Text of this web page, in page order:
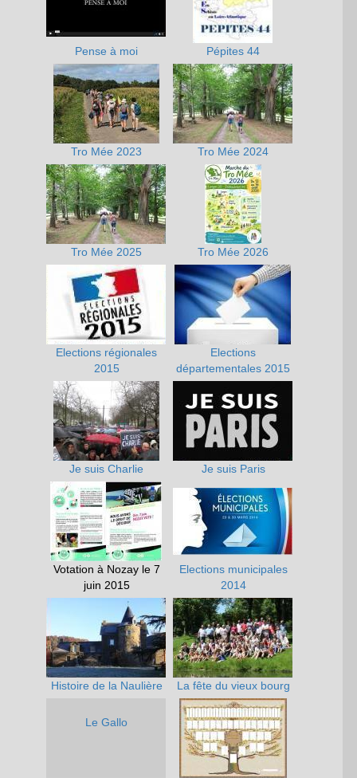
Pense à moi Pépites 44
Tro Mée 2023 Tro Mée 2024
Tro Mée 2025 Tro Mée 2026
Elections régionales
2015
Elections
départementales 2015
Je suis Charlie Je suis Paris
Votation à Nozay le 7
juin 2015
Elections municipales
2014
Histoire de la Naulière La fête du vieux bourg
Le Gallo